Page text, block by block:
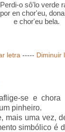
Perdi-o sô'lo verde
por en chor'eu,
e chor'eu bela.
letra ----- Diminuir
se e
pinheiro.
mais uma vez,
simbólico é